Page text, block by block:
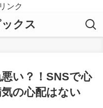
ンク
クス
い？！SNSで心
の心配はない